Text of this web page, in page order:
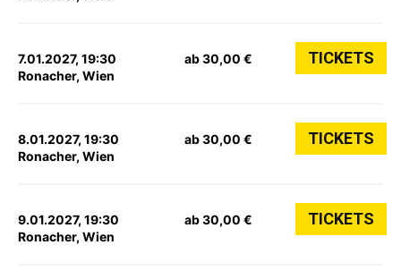
7.01.2027, 19:30
Ronacher, Wien
ab 30,00 € TICKETS
8.01.2027, 19:30
Ronacher, Wien
ab 30,00 € TICKETS
9.01.2027, 19:30
Ronacher, Wien
ab 30,00 € TICKETS